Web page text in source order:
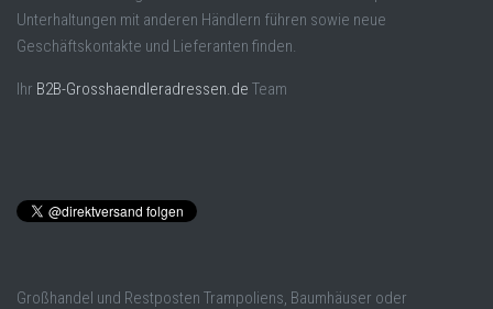
Unterhaltungen mit anderen Händlern führen sowie neue
Geschäftskontakte und Lieferanten finden.
Ihr B2B-Grosshaendleradressen.de Team
Großhandel und Restposten Trampoliens, Baumhäuser oder